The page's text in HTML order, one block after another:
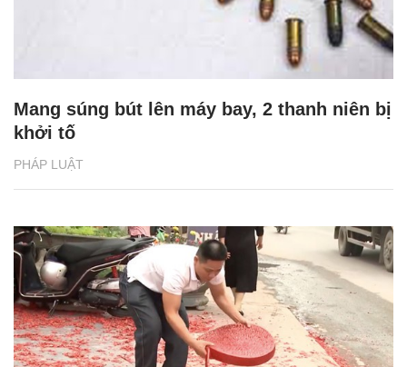
PHÁP LUẬT
Mang súng bút lên máy bay, 2 thanh niên bị
khởi tố